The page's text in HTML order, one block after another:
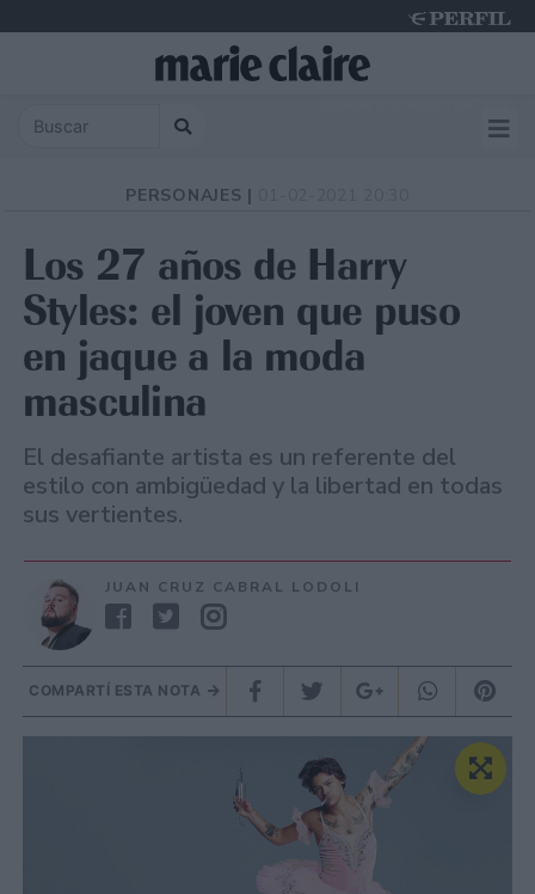
PERSONAJES |
Los 27 años de Harry
Styles: el joven que puso
en jaque a la moda
masculina
El desafiante artista es un referente del
estilo con ambigüedad y la libertad en todas
sus vertientes.
JUAN CRUZ CABRAL LODOLI
COMPARTÍ ESTA NOTA